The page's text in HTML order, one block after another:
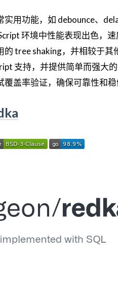
用功能，如 debounce、
环境中性能表现出色，速
的 tree shaking，并相较于其
支持，并提供简单而强大
覆盖率验证，确保可靠性和稳